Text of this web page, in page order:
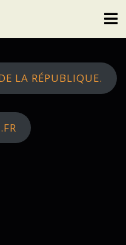
LA RÉPUBLIQUE.